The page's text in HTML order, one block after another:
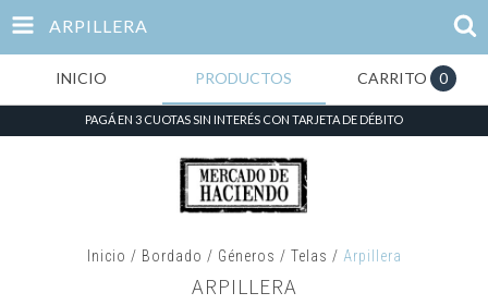
ARPILLERA
INICIO PRODUCTOS CARRITO 0
PAGÁ EN 3 CUOTAS SIN INTERÉS CON TARJETA DE DÉBITO
Inicio / Bordado / Géneros / Telas / Arpillera
ARPILLERA